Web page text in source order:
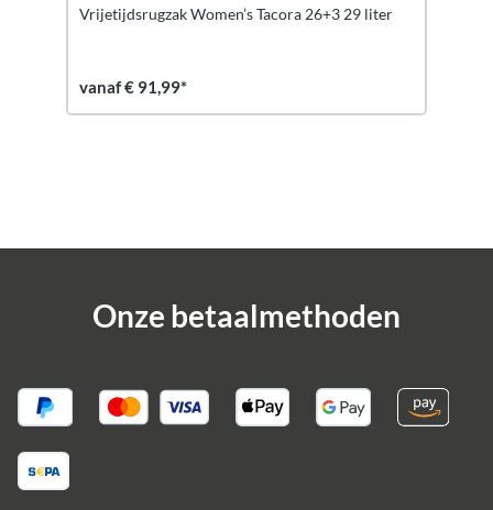
Vrijetijdsrugzak Women’s Tacora 26+3 29 liter
vanaf € 91,99*
Onze betaalmethoden